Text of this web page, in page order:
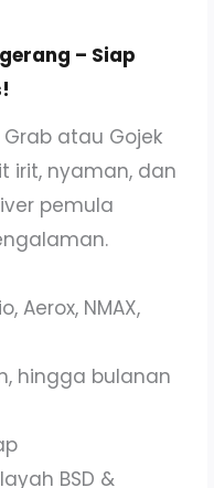
– Siap
atau Gojek
irit, nyaman, dan
pemula
Aerox, NMAX,
hingga bulanan
BSD &